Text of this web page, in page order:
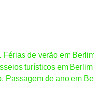
Férias de verão em
turísticos em Berlim
Passagem de ano em